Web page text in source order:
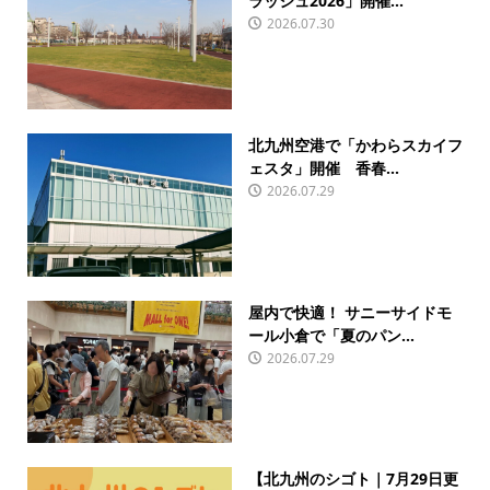
2026.07.30
北九州空港で「かわらスカイフ
ェスタ」開催 香春...
2026.07.29
屋内で快適！ サニーサイドモ
ール小倉で「夏のパン...
2026.07.29
【北九州のシゴト｜7月29日更